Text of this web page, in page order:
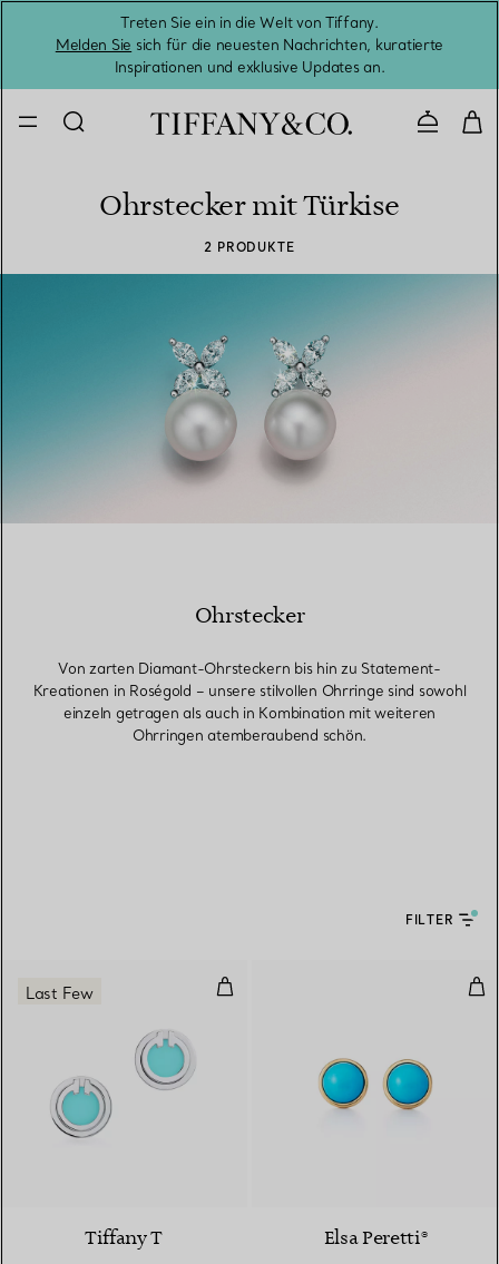
Treten Sie ein in die Welt von Tiffany.
Melden Sie sich für die neuesten Nachrichten, kuratierte
Inspirationen und exklusive Updates an.
Ohrstecker mit Türkise
2 PRODUKTE
Ohrstecker
Von zarten Diamant-Ohrsteckern bis hin zu Statement-
Kreationen in Roségold – unsere stilvollen Ohrringe sind sowohl
einzeln getragen als auch in Kombination mit weiteren
Ohrringen atemberaubend schön.
FILTER
Circle Ohrringe mit Türkis in
Last Few
Tiffany T Elsa Peretti®